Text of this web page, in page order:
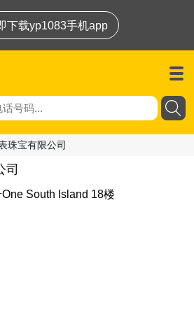
下载yp1083手机app
珠宝有限公司
司
South Island 18楼